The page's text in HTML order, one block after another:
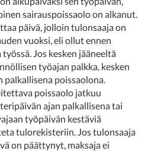
sairauspoissaolo on alkanut.
päivä, jolloin tulonsaaja on
vuoksi, eli ollut ennen
Jos kesken jääneeltä
työajan palkka, kesken
poissaolona.
poissaolo jatkuu
ajan palkallisena tai
työpäivän kestäviä
tulorekisteriin. Jos tulonsaaja
on päättynyt, maksaja ei